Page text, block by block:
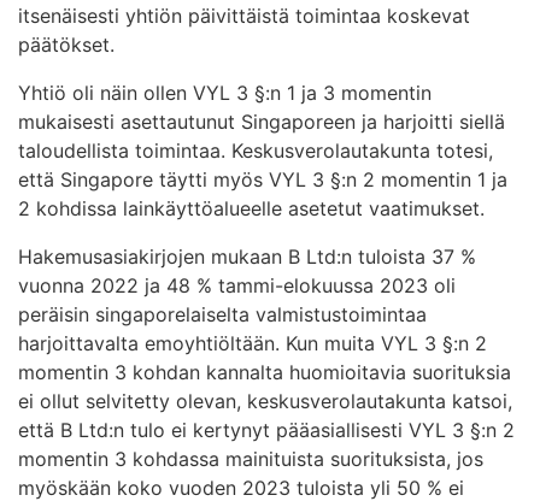
itsenäisesti yhtiön päivittäistä toimintaa koskevat
päätökset.
Yhtiö oli näin ollen VYL 3 §:n 1 ja 3 momentin
mukaisesti asettautunut Singaporeen ja harjoitti siellä
taloudellista toimintaa. Keskusverolautakunta totesi,
että Singapore täytti myös VYL 3 §:n 2 momentin 1 ja
2 kohdissa lainkäyttöalueelle asetetut vaatimukset.
Hakemusasiakirjojen mukaan B Ltd:n tuloista 37 %
vuonna 2022 ja 48 % tammi-elokuussa 2023 oli
peräisin singaporelaiselta valmistustoimintaa
harjoittavalta emoyhtiöltään. Kun muita VYL 3 §:n 2
momentin 3 kohdan kannalta huomioitavia suorituksia
ei ollut selvitetty olevan, keskusverolautakunta katsoi,
että B Ltd:n tulo ei kertynyt pääasiallisesti VYL 3 §:n 2
momentin 3 kohdassa mainituista suorituksista, jos
myöskään koko vuoden 2023 tuloista yli 50 % ei